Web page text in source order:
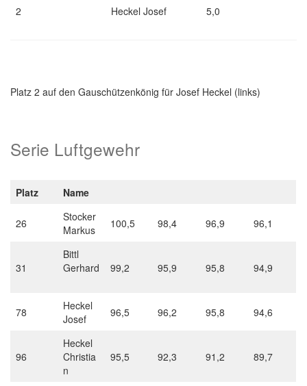
2
Heckel Josef 5,0
Platz 2 auf den Gauschützenkönig für Josef Heckel (links)
Serie Luftgewehr
Platz Name
26
Stocker
Markus
100,5 98,4 96,9 96,1
31
Bittl
Gerhard
99,2 95,9 95,8 94,9
78
Heckel
Josef
96,5 96,2 95,8 94,6
96
Heckel
Christia
n
95,5 92,3 91,2 89,7